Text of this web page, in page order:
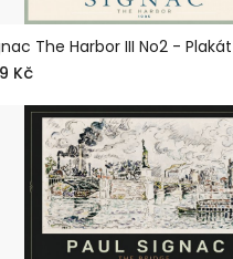
The Harbor III No2 - Plakát
Kč